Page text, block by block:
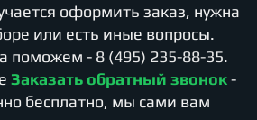
оформить заказ, нужна
или есть иные вопросы.
поможем - 8 (495) 235-88-35.
Заказать обратный звонок -
бесплатно, мы сами вам